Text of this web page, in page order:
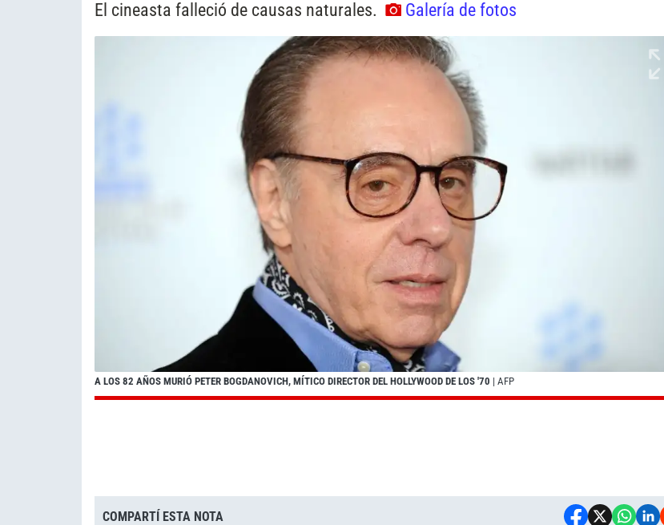
El cineasta falleció de causas naturales. Galería de fotos
A LOS 82 AÑOS MURIÓ PETER BOGDANOVICH, MÍTICO DIRECTOR DEL HOLLYWOOD DE LOS '70 | AFP
COMPARTÍ ESTA NOTA